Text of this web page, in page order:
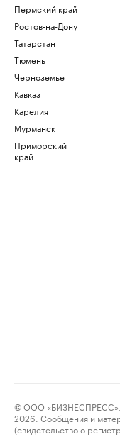
Пермский край
Ростов-на-Дону
Татарстан
Тюмень
Черноземье
Кавказ
Карелия
Мурманск
Приморский
край
© ООО
2026. Сообщения и
(свидетельство о